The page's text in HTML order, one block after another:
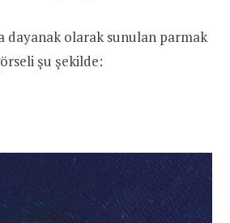
dayanak olarak sunulan parmak
şu şekilde: